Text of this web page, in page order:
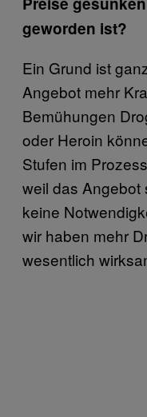
geworden ist?
Ein Grund ist
Angebot mehr
Bemühungen
oder Heroin
Stufen im
weil das Angebot
keine
wir haben mehr
wesentlich